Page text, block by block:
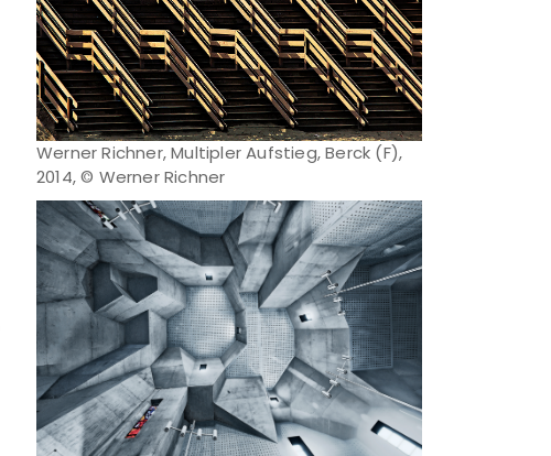
Werner Richner, Multipler Aufstieg, Berck (F),
2014, © Werner Richner